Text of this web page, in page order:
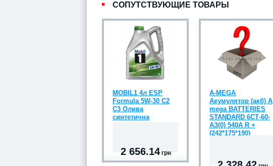
СОПУТСТВУЮЩИЕ ТОВАРЫ
MOBIL1 4л ESP
Formula 5W-30 C2
C3 Олива
синтетична
2 656.14 грн
A-MEGA
Акумулятор (акб) A
mega BATTERIES
STANDARD 6СТ-60-
АЗ(0) 540A R +
(242*175*190)